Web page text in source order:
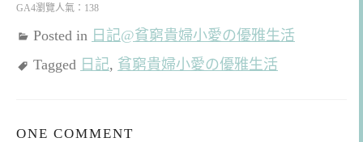
GA4瀏覽人氣：138
Posted in 日記@貧窮貴婦小愛の優雅生活
Tagged 日記, 貧窮貴婦小愛の優雅生活
ONE COMMENT